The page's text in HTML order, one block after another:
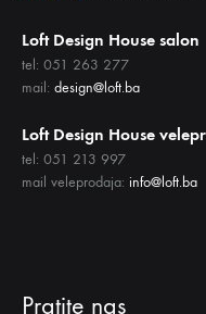
Loft Design House salon
tel: 051 263 277
mail: design@loft.ba
Loft Design House
tel: 051 213 997
mail veleprodaja: info@loft.ba
Pratite nas